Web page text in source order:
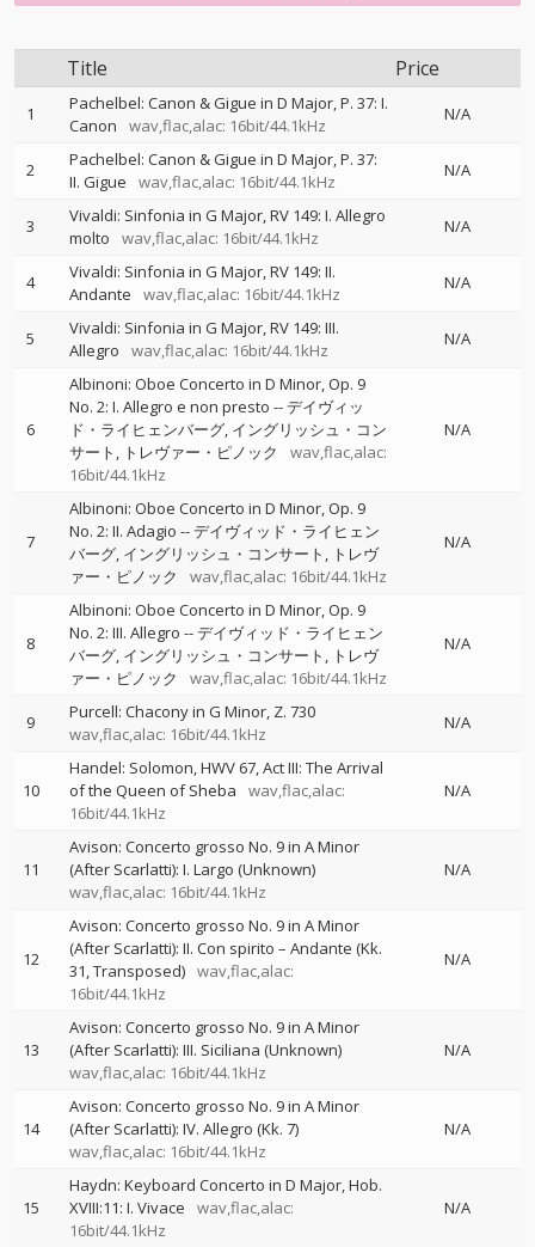
Title Price
1
Pachelbel: Canon & Gigue in D Major, P. 37: I.
Canon
wav,flac,alac: 16bit/44.1kHz
N/A
2
Pachelbel: Canon & Gigue in D Major, P. 37:
II. Gigue
wav,flac,alac: 16bit/44.1kHz
N/A
3
Vivaldi: Sinfonia in G Major, RV 149: I. Allegro
molto
wav,flac,alac: 16bit/44.1kHz
N/A
4
Vivaldi: Sinfonia in G Major, RV 149: II.
Andante
wav,flac,alac: 16bit/44.1kHz
N/A
5
Vivaldi: Sinfonia in G Major, RV 149: III.
Allegro
wav,flac,alac: 16bit/44.1kHz
N/A
6
Albinoni: Oboe Concerto in D Minor, Op. 9
No. 2: I. Allegro e non presto --デイヴィッ
ド・ライヒェンバーグ イングリッシュ・コン
サート
トレヴァー・ピノック
wav,flac,alac:
16bit/44.1kHz
N/A
7
Albinoni: Oboe Concerto in D Minor, Op. 9
No. 2: II. Adagio --デイヴィッド・ライヒェン
バーグ イングリッシュ・コンサート
トレヴ
ァー・ピノック
wav,flac,alac: 16bit/44.1kHz
N/A
8
Albinoni: Oboe Concerto in D Minor, Op. 9
No. 2: III. Allegro --デイヴィッド・ライヒェン
バーグ イングリッシュ・コンサート
トレヴ
ァー・ピノック
wav,flac,alac: 16bit/44.1kHz
N/A
9
Purcell: Chacony in G Minor, Z. 730
wav,flac,alac: 16bit/44.1kHz
N/A
10
Handel: Solomon, HWV 67, Act III: The Arrival
of the Queen of Sheba
wav,flac,alac:
16bit/44.1kHz
N/A
11
Avison: Concerto grosso No. 9 in A Minor
(After Scarlatti): I. Largo (Unknown)
wav,flac,alac: 16bit/44.1kHz
N/A
12
Avison: Concerto grosso No. 9 in A Minor
(After Scarlatti): II. Con spirito – Andante (Kk.
31, Transposed) wav,flac,alac:
16bit/44.1kHz
N/A
13
Avison: Concerto grosso No. 9 in A Minor
(After Scarlatti): III. Siciliana (Unknown)
wav,flac,alac: 16bit/44.1kHz
N/A
14
Avison: Concerto grosso No. 9 in A Minor
(After Scarlatti): IV. Allegro (Kk. 7)
wav,flac,alac: 16bit/44.1kHz
N/A
15
Haydn: Keyboard Concerto in D Major, Hob.
XVIII:11: I. Vivace
wav,flac,alac:
16bit/44.1kHz
N/A